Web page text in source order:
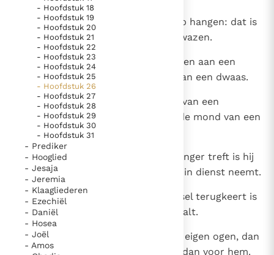
Paus Leo XIV in Pavia: "De stad is zowel een gave als
een taak"
Paus in Pavia: St. Augustinus toont ons de noodzaak om
"naar het innerlijk" toe te keren.
RK Documenten stelt heel veel belangrijke
kerkelijke documenten van de Rooms
Katholieke Kerk in het Nederlands beschikbaar
en is volledig afhankelijk van donaties.
Ik help mee!
- Hoofdstuk 18
- Hoofdstuk 19
- Hoofdstuk 20
- Hoofdstuk 21
- Hoofdstuk 22
- Hoofdstuk 23
- Hoofdstuk 24
- Hoofdstuk 25
- Hoofdstuk 26
- Hoofdstuk 27
- Hoofdstuk 28
- Hoofdstuk 29
- Hoofdstuk 30
- Hoofdstuk 31
- Prediker
- Hooglied
- Jesaja
- Jeremia
- Klaagliederen
- Ezechiël
- Daniël
- Hosea
- Joël
- Amos
De benen van een lamme die slap hangen: dat is
een spreuk in de mond van de dwazen.
Zoals het vastbinden van een steen aan een
slinger, zo is het geven van eer aan een dwaas.
Een doorn die steekt in de hand van een
dronkaard: dat is een spreuk in de mond van een
dwaas.
Een schutter die iedere voorbijganger treft is hij
die een dwaas en een dronkaard in dienst neemt.
Als een hond die naar zijn braaksel terugkeert is
de dwaas die zijn domheid herhaalt.
Ziet gij een man die wijs is in zijn eigen ogen, dan
is er meer hoop voor een dwaas dan voor hem.